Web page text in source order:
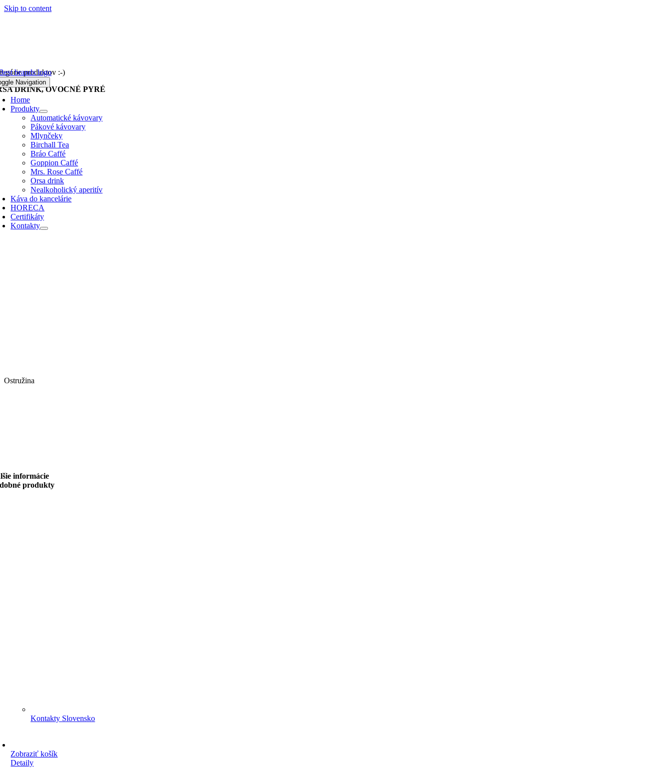
Skip to content
Navigation
Home
Produkty
Automatické kávovary
Pákové kávovary
Mlynčeky
Birchall Tea
Bráo Caffé
Goppion Caffé
Mrs. Rose Caffé
Orsa drink
Nealkoholický aperitív
Káva do kancelárie
HORECA
Certifikáty
Kontakty
Kontakty Slovensko
produktov :-)
DRINK, OVOCNÉ PYRÉ
Ostružina
informácie
produkty
Zobraziť košík
Detaily